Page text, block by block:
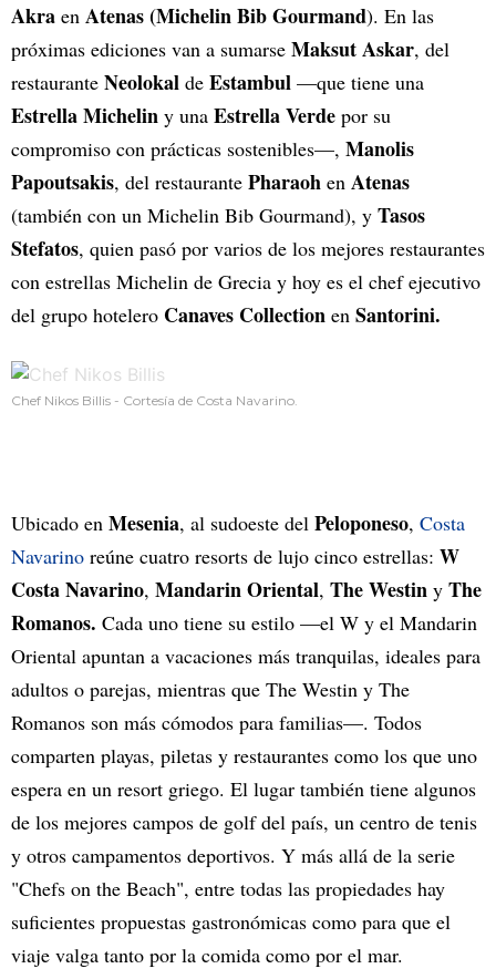
Akra en Atenas(Michelin Bib Gourmand). En las
próximas ediciones van a sumarse Maksut Askar, del
restaurante Neolokal de Estambul —que tiene una
EstrellaMichelin y una Estrella Verde por su
compromiso con prácticas sostenibles—, Manolis
Papoutsakis, del restaurante Pharaoh en Atenas
(también con un Michelin Bib Gourmand), y Tasos
Stefatos, quien pasó por varios de los mejores restaurantes
con estrellas Michelin de Grecia y hoy es el chef ejecutivo
del grupo hotelero Canaves Collection en Santorini.
Chef Nikos Billis - Cortesía de Costa Navarino.
Ubicado en Mesenia, al sudoeste del Peloponeso, Costa
Navarino reúne cuatro resorts de lujo cinco estrellas: W
Costa Navarino, Mandarin Oriental, The Westin y The
Romanos. Cada uno tiene su estilo —el W y el Mandarin
Oriental apuntan a vacaciones más tranquilas, ideales para
adultos o parejas, mientras que The Westin y The
Romanos son más cómodos para familias—. Todos
comparten playas, piletas y restaurantes como los que uno
espera en un resort griego. El lugar también tiene algunos
de los mejores campos de golf del país, un centro de tenis
y otros campamentos deportivos. Y más allá de la serie
"Chefs on the Beach", entre todas las propiedades hay
suficientes propuestas gastronómicas como para que el
viaje valga tanto por la comida como por el mar.